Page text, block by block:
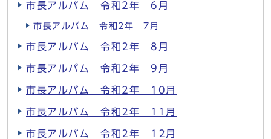
市長アルバム 令和2年 6月
市長アルバム 令和2年 7月
市長アルバム 令和2年 8月
市長アルバム 令和2年 9月
市長アルバム 令和2年 10月
市長アルバム 令和2年 11月
市長アルバム 令和2年 12月